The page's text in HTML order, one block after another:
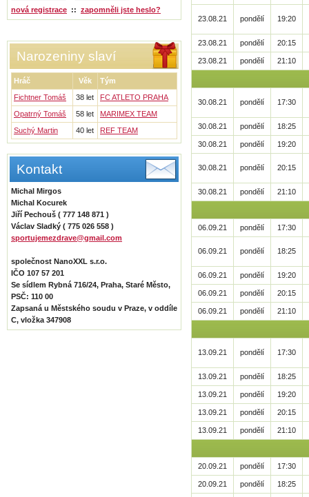
nová registrace :: zapomněli jste heslo?
Narozeniny slaví
Hráč Věk
Tým
Fichtner Tomáš
38 let
FC ATLETO PRAHA
Opatrný Tomáš
58 let
MARIMEX TEAM
Suchý Martin
40 let REF TEAM
Kontakt
Michal Mirgos
Michal Kocurek
Jiří Pechouš ( 777 148 871 )
Václav Sladký ( 775 026 558 )
sportujemezdrave@gmail.com
společnost NanoXXL s.r.o.
IČO 107 57 201
Se sídlem Rybná 716/24, Praha, Staré Město,
PSČ: 110 00
Zapsaná u Městského soudu v Praze, v oddíle
C, vložka 347908
23.08.21 pondělí 19:20
23.08.21 pondělí 20:15
23.08.21 pondělí 21:10
30.08.21 pondělí 17:30
30.08.21 pondělí 18:25
30.08.21 pondělí 19:20
30.08.21 pondělí 20:15
30.08.21 pondělí 21:10
06.09.21 pondělí 17:30
06.09.21 pondělí 18:25
06.09.21 pondělí 19:20
06.09.21 pondělí 20:15
06.09.21 pondělí 21:10
13.09.21 pondělí 17:30
13.09.21 pondělí 18:25
13.09.21 pondělí 19:20
13.09.21 pondělí 20:15
13.09.21 pondělí 21:10
20.09.21 pondělí 17:30
20.09.21 pondělí 18:25